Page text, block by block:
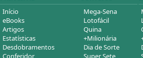
Início
eBooks
Artigos
Estatísticas
Desdobramentos
Conferidor
Mega-Sena
Lotofácil
Quina
+Milionária
Dia de Sorte
Super Sete